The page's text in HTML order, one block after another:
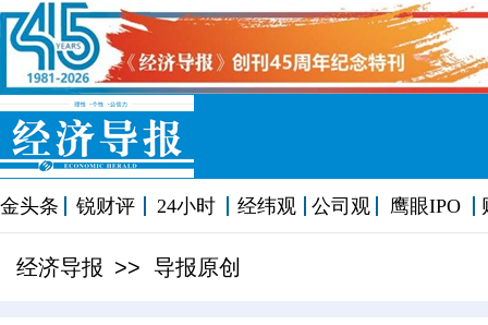
金头条 锐财评 24小时 经纬观 公司观 鹰眼IPO
经济导报 >> 导报原创